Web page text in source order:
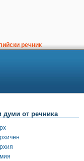
речник
думи от речника